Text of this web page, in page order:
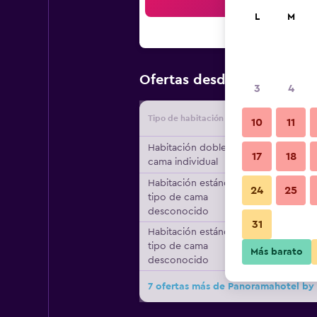
Ofertas desde Oferta
Tipo de habitación
Habitación doble, 1
cama individual
Habitación estándar,
tipo de cama
desconocido
Habitación estándar,
tipo de cama
desconocido
7 ofertas más de Panoramahotel by
L M
3 4
10 11
17 18
24 25
31
Más barato